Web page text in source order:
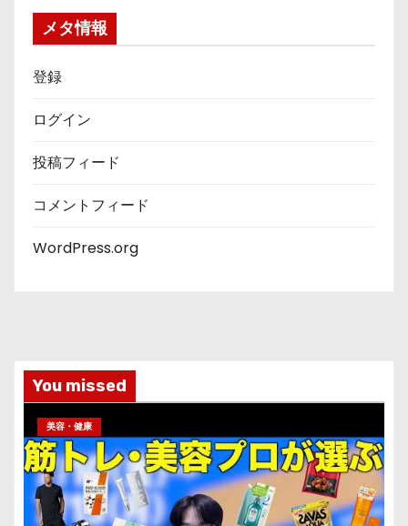
メタ情報
登録
ログイン
投稿フィード
コメントフィード
WordPress.org
You missed
美容・健康